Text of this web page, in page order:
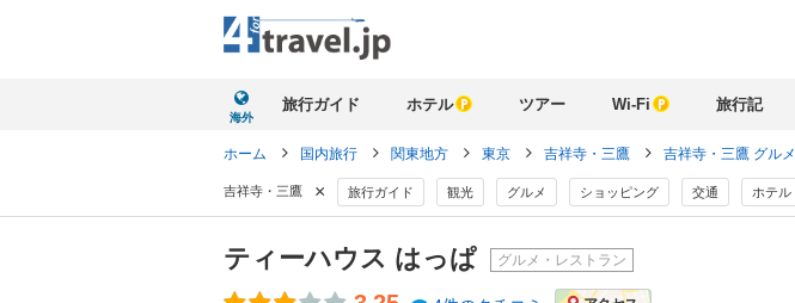
海外
旅行ガイド ホテル ツアー Wi-Fi 旅行記
ホーム 国内旅行 関東地方 東京 吉祥寺・三鷹 吉祥寺・三鷹 グルメ
吉祥寺・三鷹 × 旅行ガイド 観光 グルメ ショッピング 交通 ホテル
ティーハウス はっぱ グルメ・レストラン